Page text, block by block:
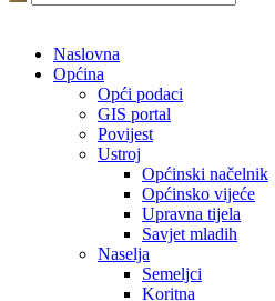
Naslovna
Općina
Opći podaci
GIS portal
Povijest
Ustroj
Općinski načelnik
Općinsko vijeće
Upravna tijela
Savjet mladih
Naselja
Semeljci
Koritna